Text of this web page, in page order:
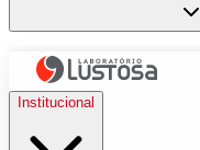
Institucional